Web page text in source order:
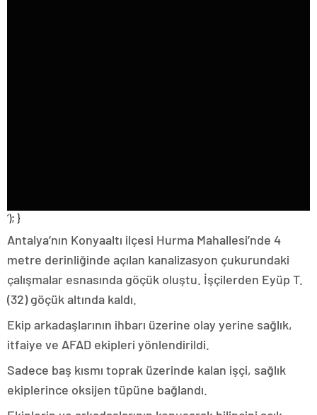
‘); }
Antalya’nın Konyaaltı ilçesi Hurma Mahallesi’nde 4
metre derinliğinde açılan kanalizasyon çukurundaki
çalışmalar esnasında göçük oluştu. İşçilerden Eyüp T.
(32) göçük altında kaldı.
Ekip arkadaşlarının ihbarı üzerine olay yerine sağlık,
itfaiye ve AFAD ekipleri yönlendirildi.
Sadece baş kısmı toprak üzerinde kalan işçi, sağlık
ekiplerince oksijen tüpüne bağlandı.